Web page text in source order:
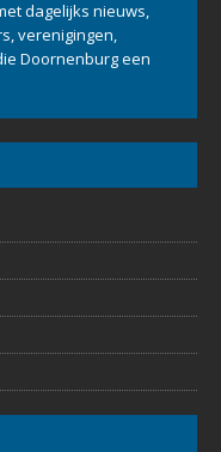
dagelijks nieuws,
verenigingen,
Doornenburg een